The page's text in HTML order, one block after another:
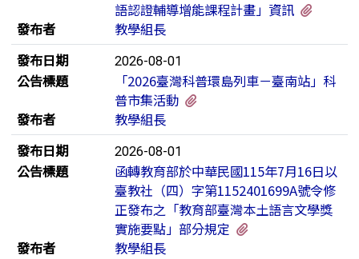
語認證輔導增能課程計畫」資訊
發布者
教學組長
發布日期
2026-08-01
公告標題
「2026臺灣科普環島列車－臺南站」科
普市集活動
發布者
教學組長
發布日期
2026-08-01
公告標題
函轉教育部於中華民國115年7月16日以
臺教社（四）字第1152401699A號令修
正發布之「教育部臺灣本土語言文學獎
實施要點」部分規定
發布者
教學組長